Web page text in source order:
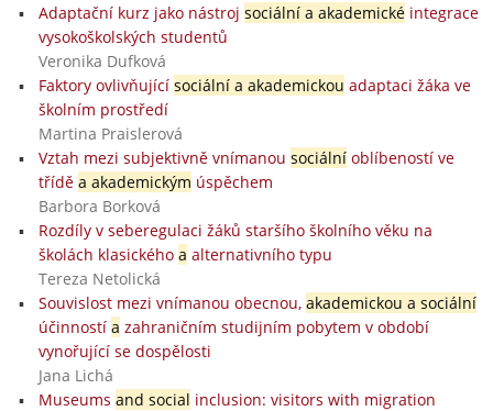
Adaptační kurz jako nástroj sociální a akademickéintegrace
vysokoškolských studentů
Veronika Dufková
Faktory ovlivňující sociální a akademickou adaptaci žáka ve
školním prostředí
Martina Praislerová
Vztah mezi subjektivně vnímanou sociálníoblíbeností ve
třídě a akademickým úspěchem
Barbora Borková
Rozdíly v seberegulaci žáků staršího školního věku na
školách klasického a alternativního typu
Tereza Netolická
Souvislost mezi vnímanou obecnou, akademickou a sociální
účinností a zahraničním studijním pobytem v období
vynořující se dospělosti
Jana Lichá
Museums and social inclusion: visitors with migration